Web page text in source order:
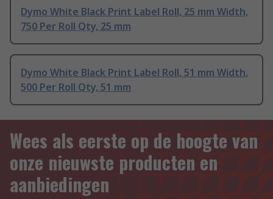
Dymo White Black Print Label Roll, 25 mm Width,
750 Per Roll Qty, 25 mm
Dymo White Black Print Label Roll, 51 mm Width,
500 Per Roll Qty, 51 mm
Wees als eerste op de hoogte van
onze nieuwste producten en
aanbiedingen